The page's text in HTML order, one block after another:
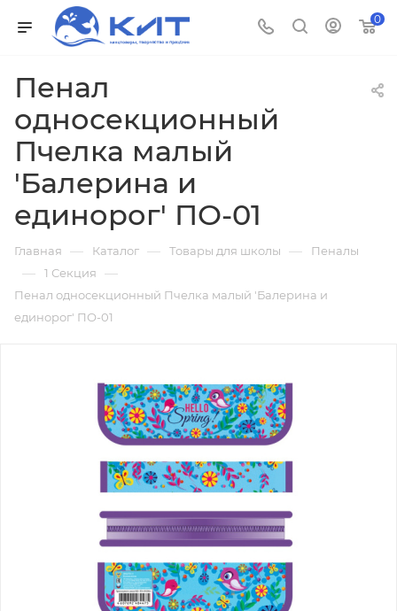
0
Пенал
односекционный
Пчелка малый
'Балерина и
единорог' ПО-01
Главная — Каталог — Товары для школы — Пеналы
— 1 Секция —
Пенал односекционный Пчелка малый 'Балерина и
единорог' ПО-01